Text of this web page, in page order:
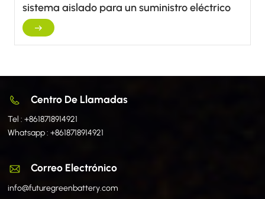
sistema aislado para un suministro eléctrico
independiente y estable.
Centro De Llamadas
Tel :+8618718914921
Whatsapp :+8618718914921
Correo Electrónico
info@futuregreenbattery.com